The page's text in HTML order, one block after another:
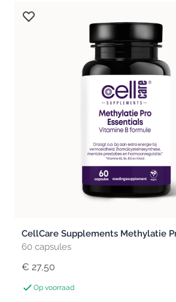
CellCare Supplements Methylatie
60 capsules
€ 27,50
Op voorraad